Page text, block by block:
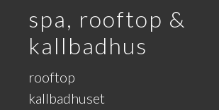
spa, rooftop &
kallbadhus
rooftop
kallbadhuset